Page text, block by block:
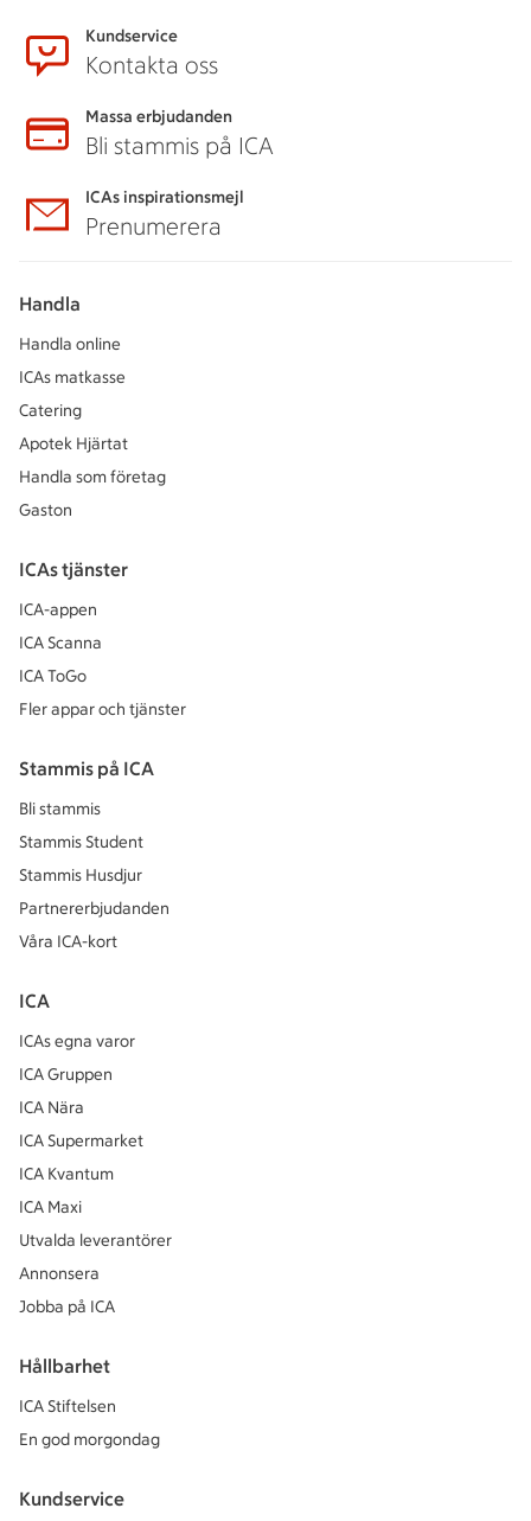
Kundservice
Kontakta oss
Massa erbjudanden
Bli stammis på ICA
ICAs inspirationsmejl
Prenumerera
Handla
Handla online
ICAs matkasse
Catering
Apotek Hjärtat
Handla som företag
Gaston
ICAs tjänster
ICA-appen
ICA Scanna
ICA ToGo
Fler appar och tjänster
Stammis på ICA
Bli stammis
Stammis Student
Stammis Husdjur
Partnererbjudanden
Våra ICA-kort
ICA
ICAs egna varor
ICA Gruppen
ICA Nära
ICA Supermarket
ICA Kvantum
ICA Maxi
Utvalda leverantörer
Annonsera
Jobba på ICA
Hållbarhet
ICA Stiftelsen
En god morgondag
Kundservice